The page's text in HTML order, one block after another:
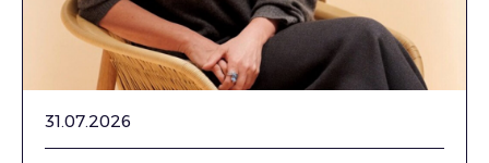
31.07.2026